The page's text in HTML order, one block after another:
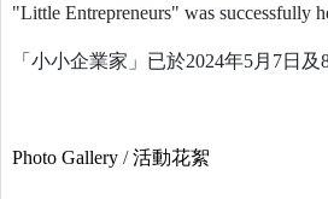
"Little Entrepreneurs" was successfully
「小小企業家」已於2024年5月7日及
Photo Gallery/活動花絮